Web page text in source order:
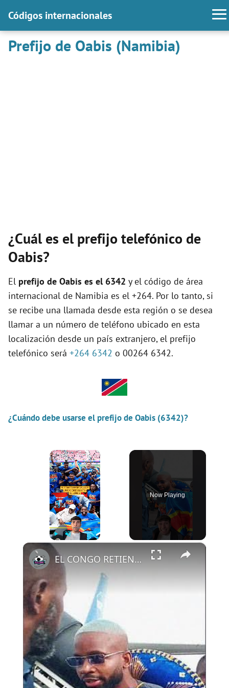
Códigos internacionales
Prefijo de Oabis (Namibia)
¿Cuál es el prefijo telefónico de
Oabis?
El prefijo de Oabis es el 6342 y el código de área
internacional de Namibia es el +264. Por lo tanto, si
se recibe una llamada desde esta región o se desea
llamar a un número de teléfono ubicado en esta
localización desde un país extranjero, el prefijo
telefónico será +264 6342 o 00264 6342.
¿Cuándo debe usarse el prefijo de Oabis (6342)?
×
Now Playing
×
EL CONGO RETIENE A SUS JUGADORES HASTA EL LUNES